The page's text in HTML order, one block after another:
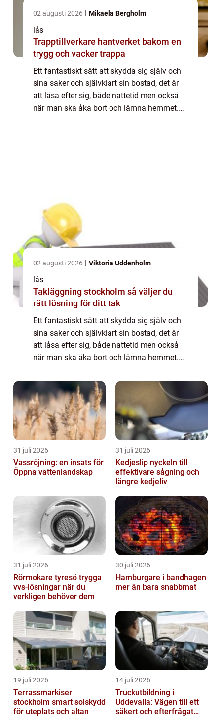
02 augusti 2026 Mikaela Bergholm
lås
Trapptillverkare hantverket bakom en
trygg och vacker trappa
Ett fantastiskt sätt att skydda sig själv och
sina saker och självklart sin bostad, det är
att låsa efter sig, både nattetid men också
när man ska åka bort och lämna hemmet.
02 augusti 2026 Viktoria Uddenholm
lås
Takläggning stockholm så väljer du
rätt lösning för ditt tak
Ett fantastiskt sätt att skydda sig själv och
sina saker och självklart sin bostad, det är
att låsa efter sig, både nattetid men också
när man ska åka bort och lämna hemmet.
31 juli 2026
Vassröjning: en insats för
Öppna vattenlandskap
31 juli 2026
Kedjeslip nyckeln till
effektivare sågning och
längre kedjeliv
31 juli 2026
Rörmokare tyresö trygga
vvs-lösningar när du
verkligen behöver dem
30 juli 2026
Hamburgare i bandhagen
mer än bara snabbmat
19 juli 2026
Terrassmarkiser
stockholm smart solskydd
för uteplats och altan
14 juli 2026
Truckutbildning i
Uddevalla: Vägen till ett
säkert och efterfrågat